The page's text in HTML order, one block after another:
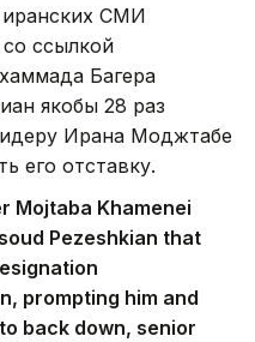
иранских СМИ
ссылкой
Багера
якобы 28 раз
Ирана Моджтабе
его отставку.
Mojtaba Khamenei
Pezeshkian that
prompting him and
back down, senior